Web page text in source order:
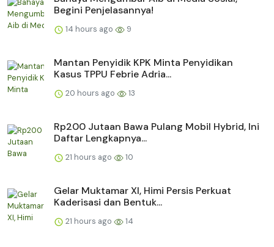
Begini Penjelasannya!
14 hours ago 9
Mantan Penyidik KPK Minta Penyidikan
Kasus TPPU Febrie Adria...
20 hours ago 13
Rp200 Jutaan Bawa Pulang Mobil Hybrid, Ini
Daftar Lengkapnya...
21 hours ago 10
Gelar Muktamar XI, Himi Persis Perkuat
Kaderisasi dan Bentuk...
21 hours ago 14